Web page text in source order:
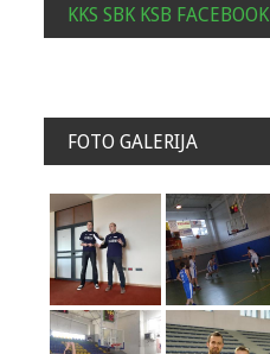
KKS SBK KSB FACEBOOK
FOTO GALERIJA